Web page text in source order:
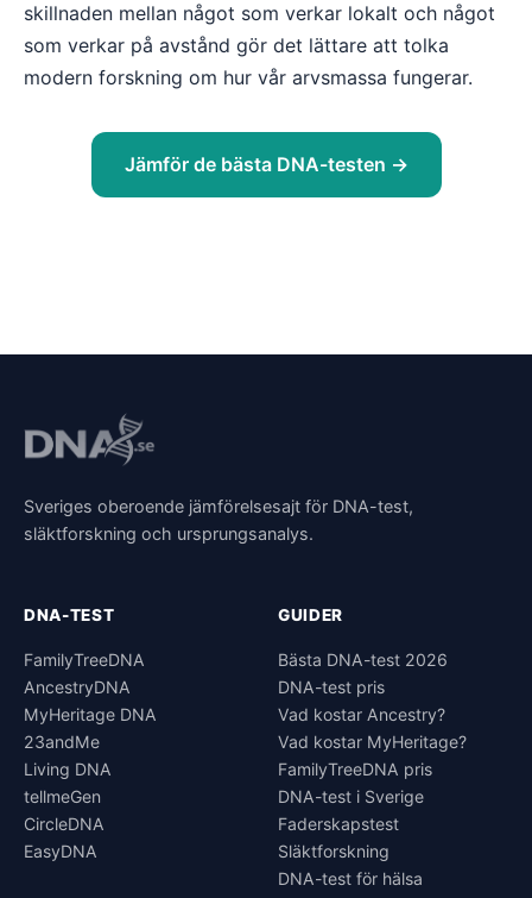
skillnaden mellan något som verkar lokalt och något
som verkar på avstånd gör det lättare att tolka
modern forskning om hur vår arvsmassa fungerar.
Jämför de bästa DNA-testen →
Sveriges oberoende jämförelsesajt för DNA-test,
släktforskning och ursprungsanalys.
DNA-TEST
FamilyTreeDNA
AncestryDNA
MyHeritage DNA
23andMe
Living DNA
tellmeGen
CircleDNA
EasyDNA
GUIDER
Bästa DNA-test 2026
DNA-test pris
Vad kostar Ancestry?
Vad kostar MyHeritage?
FamilyTreeDNA pris
DNA-test i Sverige
Faderskapstest
Släktforskning
DNA-test för hälsa